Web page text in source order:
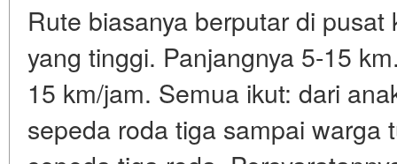
Rute biasanya berputar di
yang tinggi. Panjangnya 5-15
15 km/jam. Semua ikut: dari
sepeda roda tiga sampai warga